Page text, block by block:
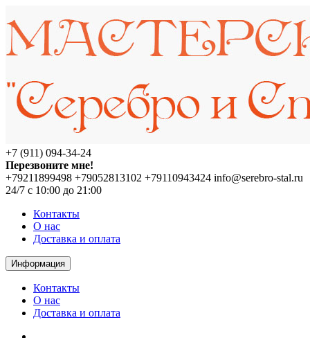
+7 (911) 094-34-24
Перезвоните мне!
+79211899498 +79052813102 +79110943424 info@serebro-stal.ru
24/7 с 10:00 до 21:00
Контакты
О нас
Доставка и оплата
Информация
Контакты
О нас
Доставка и оплата